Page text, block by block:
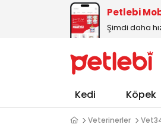
Petlebi
Şimdi daha
Kedi Köpek
Veterinerler